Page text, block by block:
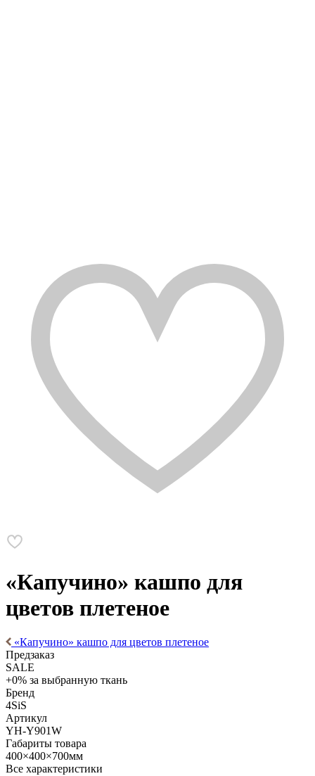
«Капучино» кашпо для
цветов плетеное
«Капучино» кашпо для цветов плетеное
Предзаказ
SALE
+0% за выбранную ткань
Бренд
4SiS
Артикул
YH-Y901W
Габариты товара
400×400×700мм
Все характеристики